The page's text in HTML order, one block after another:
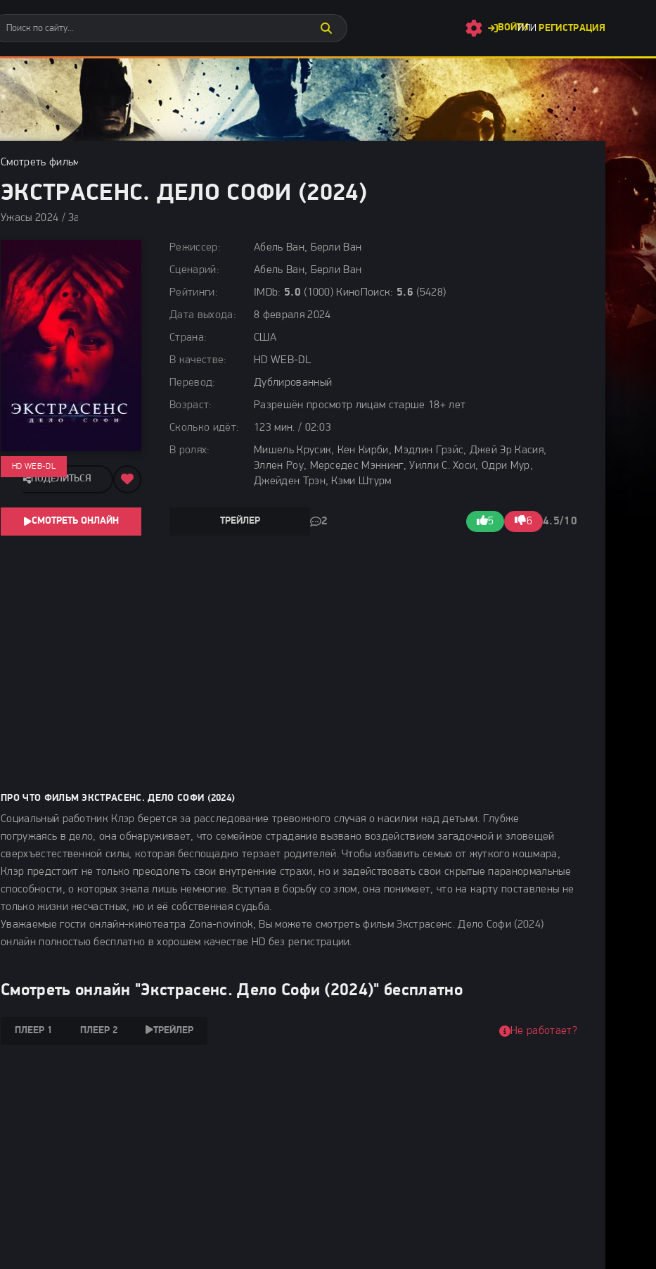
ВОЙТИ
ИЛИ РЕГИСТРАЦИЯ
Смотреть фильмы бесплатно
ЭКСТРАСЕНС. ДЕЛО СОФИ (2024)
Ужасы 2024 / Зарубежные фильмы 2024 / Новинки кино 2024 / Фильмы весны 2024 / Последние фильмы / Фильмы с высоким
Режиссер:
Абель Ван, Берли Ван
Сценарий:
Абель Ван, Берли Ван
Рейтинги:
IMDb: 5.0 (1000) КиноПоиск: 5.6 (5428)
Дата выхода:
8 февраля 2024
Страна:
США
В качестве:
HD WEB-DL
Перевод:
Дублированный
Возраст:
Разрешён просмотр лицам старше 18+ лет
Сколько идёт:
123 мин. / 02:03
В ролях:
Мишель Крусик, Кен Кирби, Мэдлин Грэйс, Джей Эр Касия,
Эллен Роу, Мерседес Мэннинг, Уилли С. Хоси, Одри Мур,
Джейден Трэн, Кэми Штурм
ТРЕЙЛЕР 2 5 6 4.5/10
HD WEB-DL
ПОДЕЛИТЬСЯ
СМОТРЕТЬ ОНЛАЙН
ПРО ЧТО ФИЛЬМ ЭКСТРАСЕНС. ДЕЛО СОФИ (2024)
Социальный работник Клэр берется за расследование тревожного случая о насилии над детьми. Глубже
погружаясь в дело, она обнаруживает, что семейное страдание вызвано воздействием загадочной и зловещей
сверхъестественной силы, которая беспощадно терзает родителей. Чтобы избавить семью от жуткого кошмара,
Клэр предстоит не только преодолеть свои внутренние страхи, но и задействовать свои скрытые паранормальные
способности, о которых знала лишь немногие. Вступая в борьбу со злом, она понимает, что на карту поставлены не
только жизни несчастных, но и её собственная судьба.
Уважаемые гости онлайн-кинотеатра Zona-novinok, Вы можете смотреть фильм Экстрасенс. Дело Софи (2024)
онлайн полностью бесплатно в хорошем качестве HD без регистрации.
Смотреть онлайн "Экстрасенс. Дело Софи (2024)" бесплатно
ПЛЕЕР 1 ПЛЕЕР 2 ТРЕЙЛЕР Не работает?